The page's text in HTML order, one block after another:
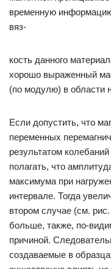
временную
вяз-
кость данного
хорошо выраженный
(по модулю) в области
Если допустить, что
переменных
результатом
полагать, что
максимума при
интервале. Тогда
втором случае (см.
больше, также, по-
причиной.
создаваемые в